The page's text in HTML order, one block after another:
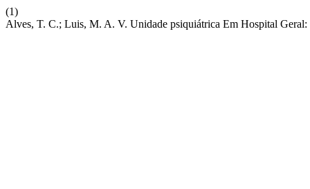
(1)
Alves, T. C.; Luis, M. A. V. Unidade psiquiátrica Em Hospital